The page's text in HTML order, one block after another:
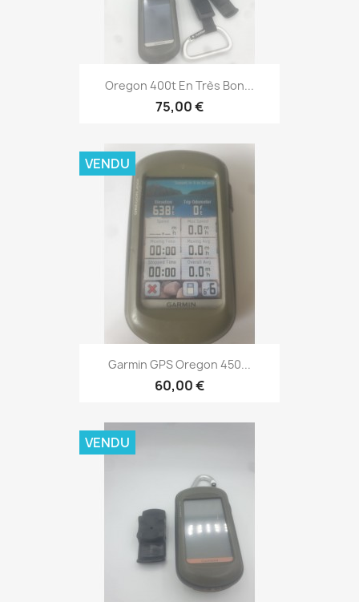
Aperçu rapide
Oregon 400t En Très Bon...
75,00 €
Aperçu rapide
Garmin GPS Oregon 450...
60,00 €
VENDU
VENDU